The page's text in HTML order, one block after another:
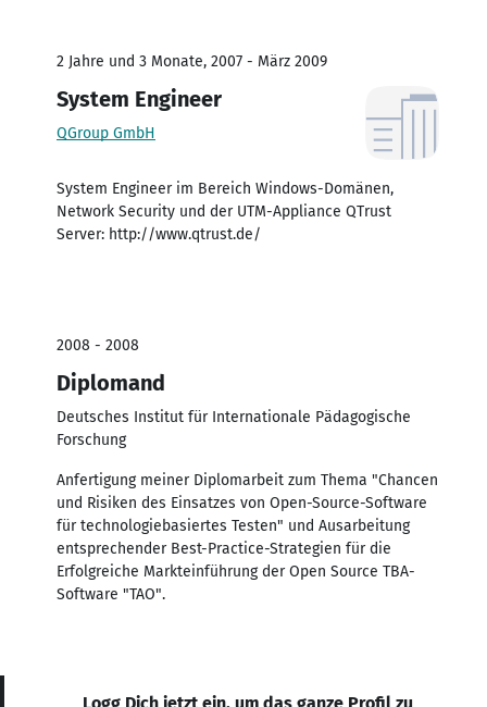
2 Jahre und 3 Monate, 2007 - März 2009
System Engineer
QGroup GmbH
System Engineer im Bereich Windows-Domänen,
Network Security und der UTM-Appliance QTrust
Server: http://www.qtrust.de/
2008 - 2008
Diplomand
Deutsches Institut für Internationale Pädagogische
Forschung
Anfertigung meiner Diplomarbeit zum Thema "Chancen
und Risiken des Einsatzes von Open-Source-Software
für technologiebasiertes Testen" und Ausarbeitung
entsprechender Best-Practice-Strategien für die
Erfolgreiche Markteinführung der Open Source TBA-
Software "TAO".